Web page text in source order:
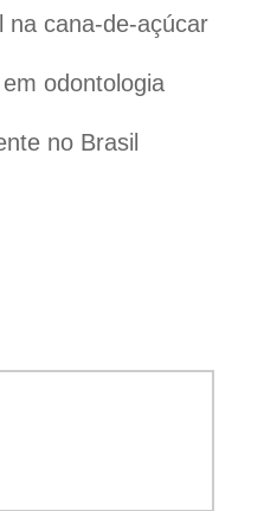
na cana-de-açúcar
odontologia
no Brasil